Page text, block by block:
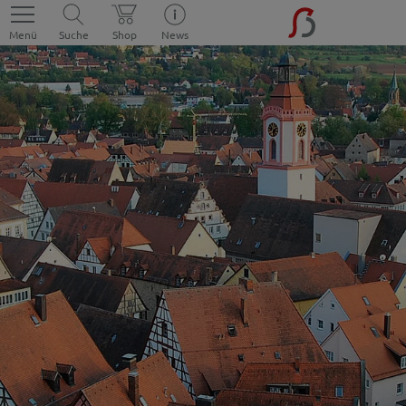
Menü Suche Shop News